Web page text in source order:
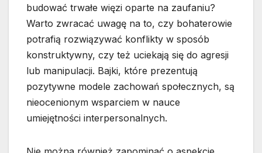
budować trwałe więzi oparte na zaufaniu?
Warto zwracać uwagę na to, czy bohaterowie
potrafią rozwiązywać konflikty w sposób
konstruktywny, czy też uciekają się do agresji
lub manipulacji. Bajki, które prezentują
pozytywne modele zachowań społecznych, są
nieocenionym wsparciem w nauce
umiejętności interpersonalnych.